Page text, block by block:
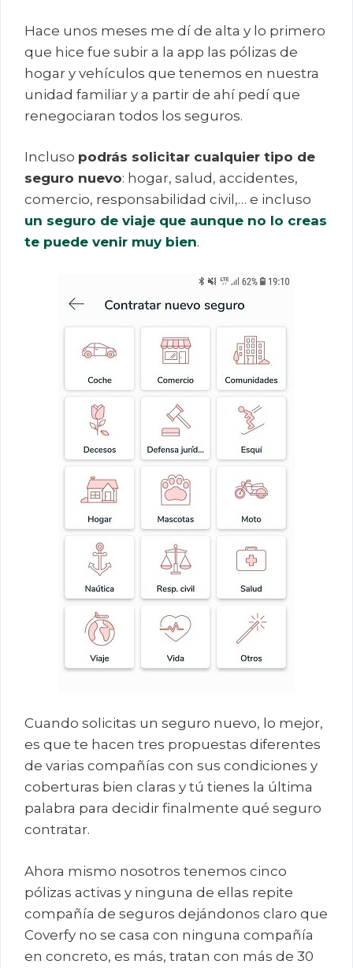
Hace unos meses me dí de alta y lo primero
que hice fue subir a la app las pólizas de
hogar y vehículos que tenemos en nuestra
unidad familiar y a partir de ahí pedí que
renegociaran todos los seguros.
Incluso podrás solicitar cualquier tipo de
seguro nuevo: hogar, salud, accidentes,
comercio, responsabilidad civil,… e incluso
un seguro de viaje que aunque no lo creas
te puede venir muy bien.
Cuando solicitas un seguro nuevo, lo mejor,
es que te hacen tres propuestas diferentes
de varias compañías con sus condiciones y
coberturas bien claras y tú tienes la última
palabra para decidir finalmente qué seguro
contratar.
Ahora mismo nosotros tenemos cinco
pólizas activas y ninguna de ellas repite
compañía de seguros dejándonos claro que
Coverfy no se casa con ninguna compañía
en concreto, es más, tratan con más de 30